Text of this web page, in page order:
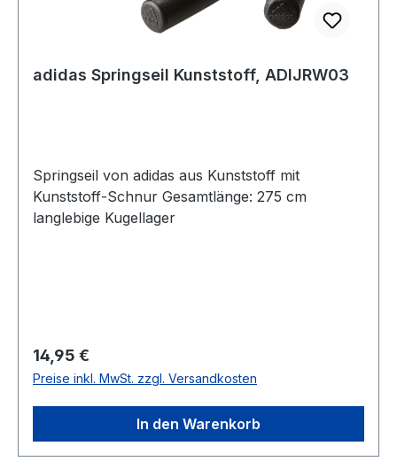
adidas Springseil Kunststoff, ADIJRW03
Springseil von adidas aus Kunststoff mit
Kunststoff-Schnur Gesamtlänge: 275 cm
langlebige Kugellager
Regulärer Preis:
14,95 €
Preise inkl. MwSt. zzgl. Versandkosten
In den Warenkorb